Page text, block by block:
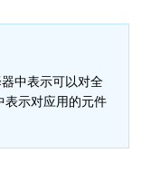
中表示可以对全
表示对应用的元件